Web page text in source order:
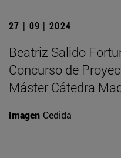
27 | 09 | 2024
Beatriz Salido
Concurso de
Máster Cátedra
Imagen Cedida